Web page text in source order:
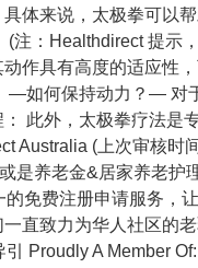
体来说，太极拳可以
(注：Healthdirect 提
作具有高度的适应性
—如何保持动力？— 对
此外，太极拳疗法是
Australia (上次审核时
是养老金&居家养老护
的免费注册申请服务，
直致力为华人社区的
Proudly A Member